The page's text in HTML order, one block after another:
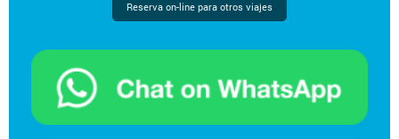
Reserva on-line para otros viajes